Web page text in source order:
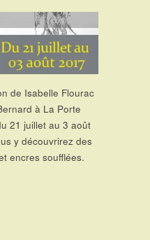
CLIN D'ART,Exposition
de Isabelle Flourac
à La Porte
21 juillet au 3 août
y découvrirez des
encres soufflées.